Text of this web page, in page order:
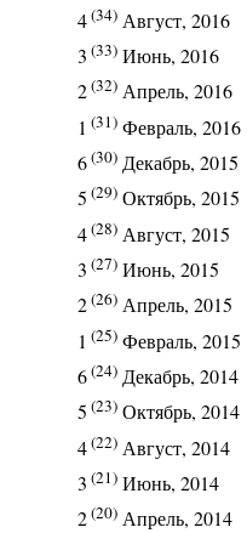
4(34) Август, 2016
3 (33) Июнь, 2016
2(32) Апрель, 2016
1 (31) Февраль, 2016
6(30) Декабрь, 2015
5 (29) Октябрь, 2015
4(28) Август, 2015
3 (27) Июнь, 2015
2(26) Апрель, 2015
1 (25) Февраль, 2015
6(24) Декабрь, 2014
5 (23) Октябрь, 2014
4(22) Август, 2014
3 (21) Июнь, 2014
2(20) Апрель, 2014